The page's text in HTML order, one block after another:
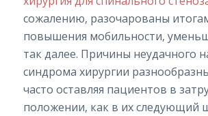
сожалению, разочарованы
повышения мобильности,
так далее. Причины неудачного
синдрома хирургии
часто оставляя пациентов в
положении, как в их следующий